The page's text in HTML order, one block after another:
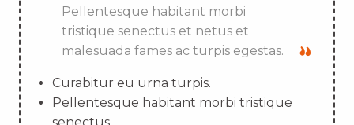
Pellentesque habitant morbi
tristique senectus et netus et
malesuada fames ac turpis egestas.
Curabitur eu urna turpis.
Pellentesque habitant morbi tristique